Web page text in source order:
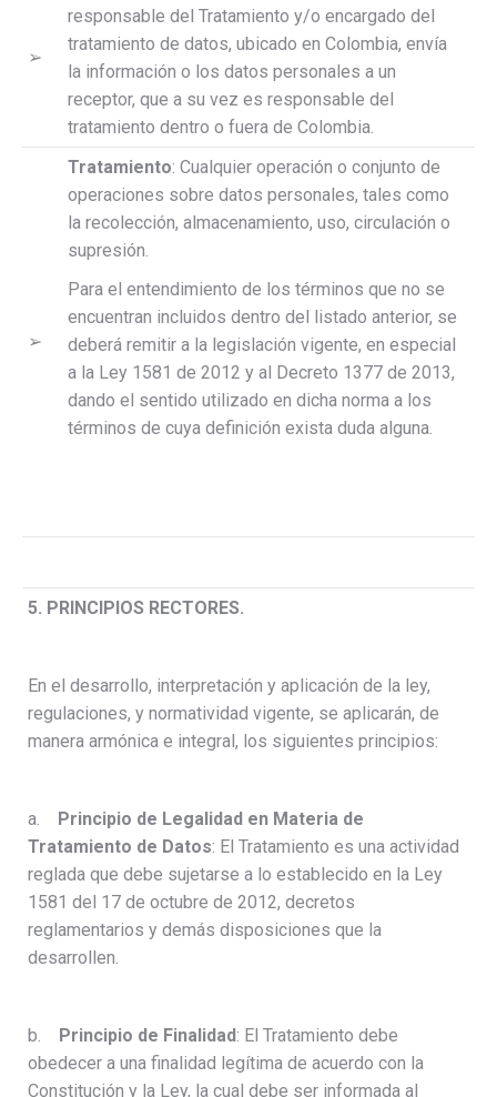
➢
responsable del Tratamiento y/o encargado del
tratamiento de datos, ubicado en Colombia, envía
la información o los datos personales a un
receptor, que a su vez es responsable del
tratamiento dentro o fuera de Colombia.
➢
Tratamiento: Cualquier operación o conjunto de
operaciones sobre datos personales, tales como
la recolección, almacenamiento, uso, circulación o
supresión.
Para el entendimiento de los términos que no se
encuentran incluidos dentro del listado anterior, se
deberá remitir a la legislación vigente, en especial
a la Ley 1581 de 2012 y al Decreto 1377 de 2013,
dando el sentido utilizado en dicha norma a los
términos de cuya definición exista duda alguna.
5. PRINCIPIOS RECTORES.
En el desarrollo, interpretación y aplicación de la ley,
regulaciones, y normatividad vigente, se aplicarán, de
manera armónica e integral, los siguientes principios:
a. Principio de Legalidad en Materia de
Tratamiento de Datos: El Tratamiento es una actividad
reglada que debe sujetarse a lo establecido en la Ley
1581 del 17 de octubre de 2012, decretos
reglamentarios y demás disposiciones que la
desarrollen.
b. Principio de Finalidad: El Tratamiento debe
obedecer a una finalidad legítima de acuerdo con la
Constitución y la Ley, la cual debe ser informada al